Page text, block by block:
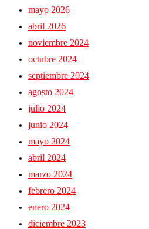
mayo 2026
abril 2026
noviembre 2024
octubre 2024
septiembre 2024
agosto 2024
julio 2024
junio 2024
mayo 2024
abril 2024
marzo 2024
febrero 2024
enero 2024
diciembre 2023